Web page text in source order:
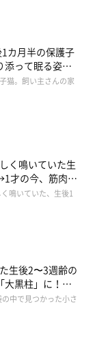
す(；・∀・A
チョモッとした
ねぇ(＾－＾；)
れない！
てしまったかし
カ月半の保護子
って眠る姿に
猫。飼い主さんの家
く鳴いていた生
才の今、筋肉質
鳴いていた、生後1
生後2〜3週齢の
大黒柱」に！
にグッとくる
中で見つかった小さ